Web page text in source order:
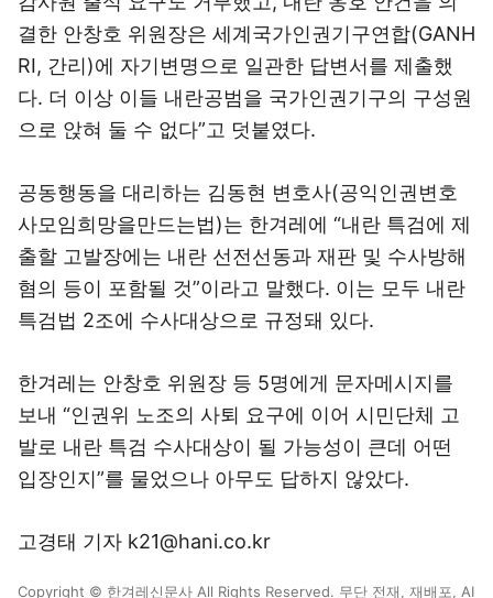
결한 안창호 위원장은 세계국가인권기구연합(GANH
RI, 간리)에 자기변명으로 일관한 답변서를 제출했
다. 더 이상 이들 내란공범을 국가인권기구의 구성원
으로 앉혀 둘 수 없다”고 덧붙였다.
공동행동을 대리하는 김동현 변호사(공익인권변호
사모임희망을만드는법)는 한겨레에 “내란 특검에 제
출할 고발장에는 내란 선전선동과 재판 및 수사방해
혐의 등이 포함될 것”이라고 말했다. 이는 모두 내란
특검법 2조에 수사대상으로 규정돼 있다.
한겨레는 안창호 위원장 등 5명에게 문자메시지를
보내 “인권위 노조의 사퇴 요구에 이어 시민단체 고
발로 내란 특검 수사대상이 될 가능성이 큰데 어떤
입장인지”를 물었으나 아무도 답하지 않았다.
고경태 기자 k21@hani.co.kr
Copyright © 한겨레신문사 All Rights Reserved. 무단 전재, 재배포, AI